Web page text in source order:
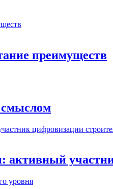
преимуществ
активный